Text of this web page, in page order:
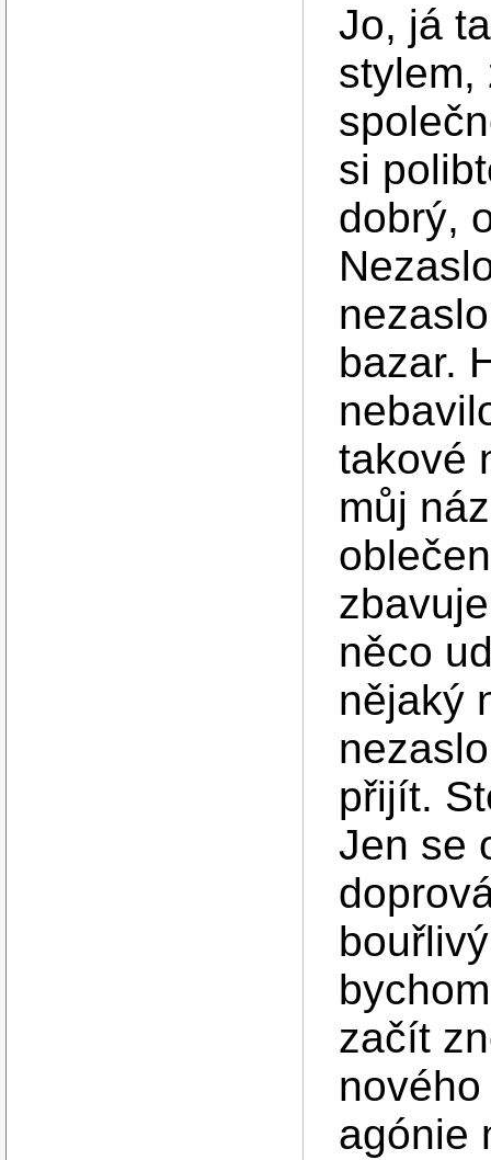
Jo, já
stylem,
si
dobrý,
bazar.
takové
můj
něco
nějaký
přijít.
Jen se
začít
agónie